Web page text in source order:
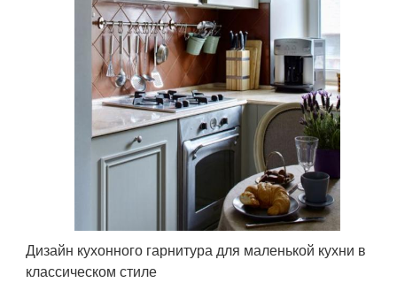
Дизайн кухонного гарнитура для маленькой кухни в
классическом стиле